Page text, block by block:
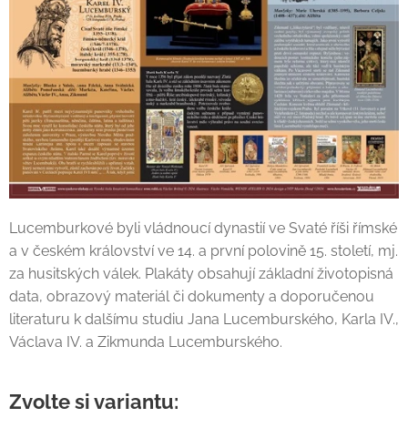
Lucemburkové byli vládnoucí dynastií ve Svaté říši římské
a v českém království ve 14. a první polovině 15. století, mj.
za husitských válek. Plakáty obsahují základní životopisná
data, obrazový materiál či dokumenty a doporučenou
literaturu k dalšímu studiu Jana Lucemburského, Karla IV.,
Václava IV. a Zikmunda Lucemburského.
Zvolte si variantu: